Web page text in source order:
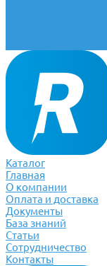
Каталог
Главная
О компании
Оплата и доставка
Документы
База знаний
Статьи
Сотрудничество
Контакты